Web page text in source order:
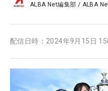
ALBA Net編集部 / ALBA
配信日時： 2024年9月15日